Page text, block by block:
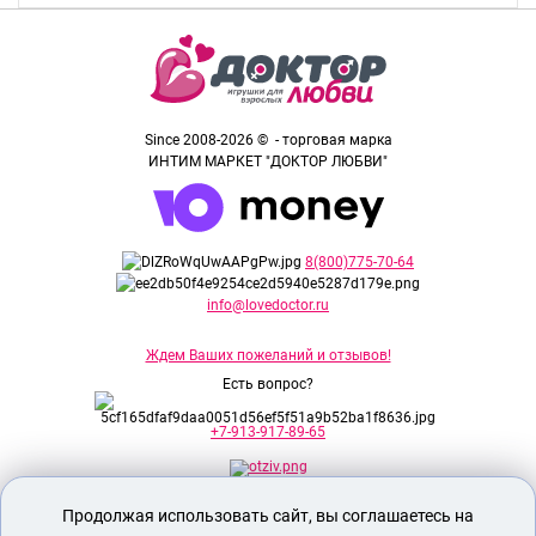
Since 2008-2026 © - торговая марка
ИНТИМ МАРКЕТ "ДОКТОР ЛЮБВИ"
8(800)775-70-64
info@lovedoctor.ru
Ждем Ваших пожеланий и отзывов!
Есть вопрос?
+7-913-917-89-65
Секс шоп Доктор Любви предназначен
Продолжая использовать сайт, вы соглашаетесь на